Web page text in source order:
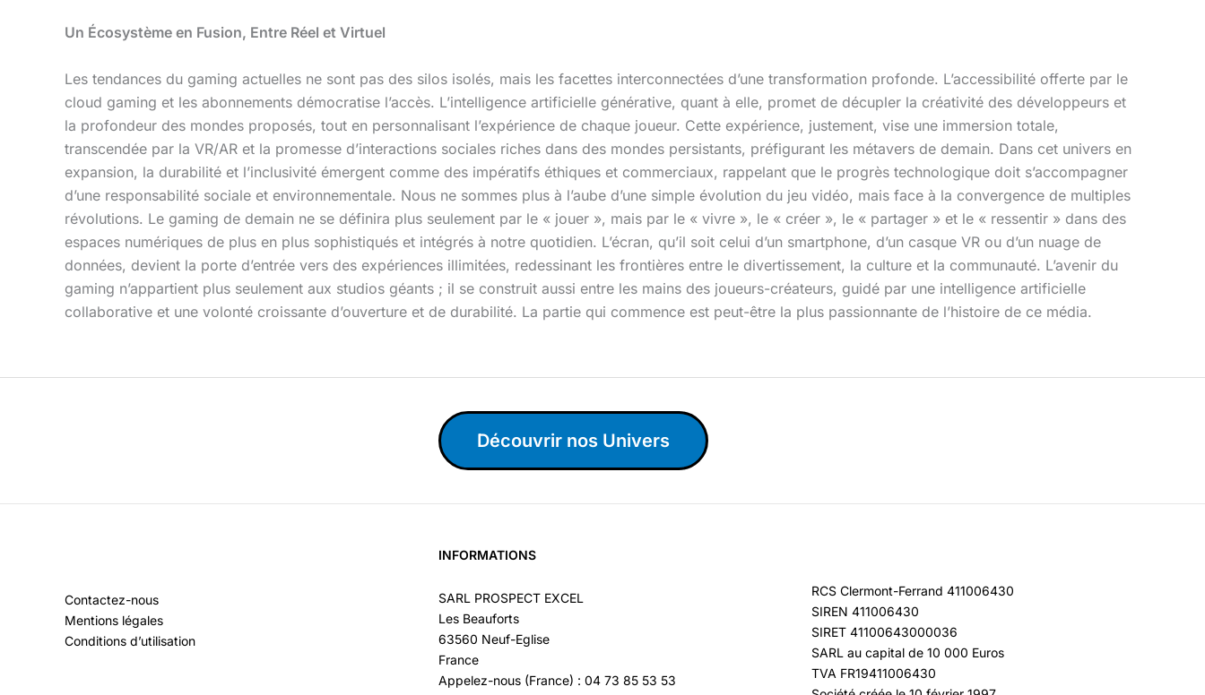
Un Écosystème en Fusion, Entre Réel et Virtuel
Les tendances du gaming actuelles ne sont pas des silos isolés, mais les facettes interconnectées d’une transformation profonde. L’accessibilité offerte par le
cloud gaming et les abonnements démocratise l’accès. L’intelligence artificielle générative, quant à elle, promet de décupler la créativité des développeurs et
la profondeur des mondes proposés, tout en personnalisant l’expérience de chaque joueur. Cette expérience, justement, vise une immersion totale,
transcendée par la VR/AR et la promesse d’interactions sociales riches dans des mondes persistants, préfigurant les métavers de demain. Dans cet univers en
expansion, la durabilité et l’inclusivité émergent comme des impératifs éthiques et commerciaux, rappelant que le progrès technologique doit s’accompagner
d’une responsabilité sociale et environnementale. Nous ne sommes plus à l’aube d’une simple évolution du jeu vidéo, mais face à la convergence de multiples
révolutions. Le gaming de demain ne se définira plus seulement par le « jouer », mais par le « vivre », le « créer », le « partager » et le « ressentir » dans des
espaces numériques de plus en plus sophistiqués et intégrés à notre quotidien. L’écran, qu’il soit celui d’un smartphone, d’un casque VR ou d’un nuage de
données, devient la porte d’entrée vers des expériences illimitées, redessinant les frontières entre le divertissement, la culture et la communauté. L’avenir du
gaming n’appartient plus seulement aux studios géants ; il se construit aussi entre les mains des joueurs-créateurs, guidé par une intelligence artificielle
collaborative et une volonté croissante d’ouverture et de durabilité. La partie qui commence est peut-être la plus passionnante de l’histoire de ce média.
Découvrir nos Univers
Contactez-nous
Mentions légales
Conditions d’utilisation
INFORMATIONS
SARL PROSPECT EXCEL
Les Beauforts
63560 Neuf-Eglise
France
Appelez-nous (France) : 04 73 85 53 53
RCS Clermont-Ferrand 411006430
SIREN 411006430
SIRET 41100643000036
SARL au capital de 10 000 Euros
TVA FR19411006430